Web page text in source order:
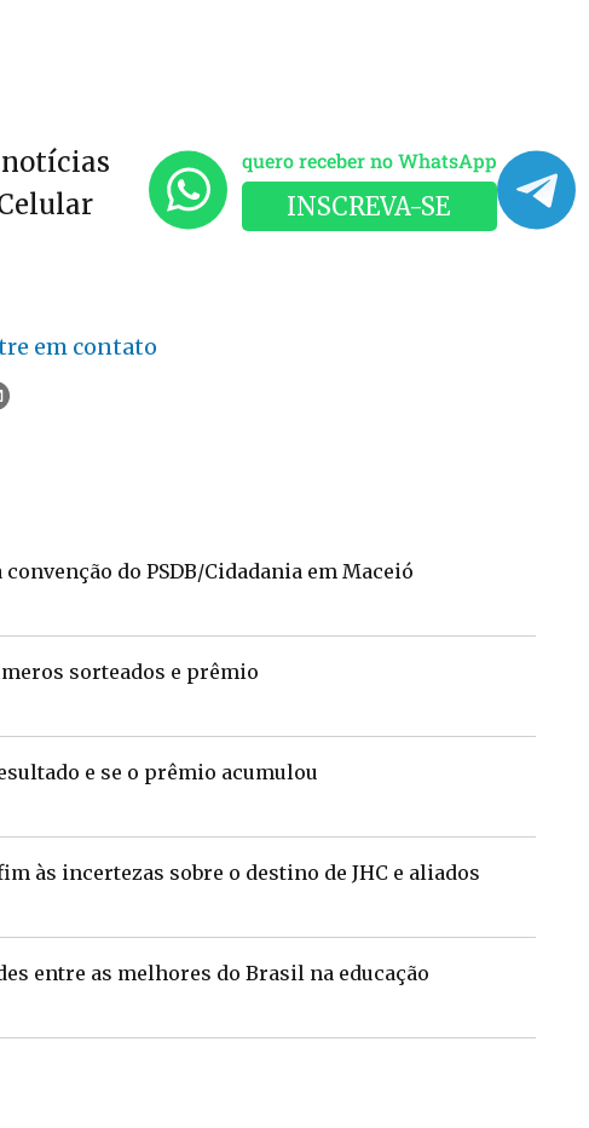
quero receber no WhatsApp
INSCREVA-SE
em contato
do PSDB/Cidadania em Maceió
sorteados e prêmio
e se o prêmio acumulou
às incertezas sobre o destino de JHC e aliados
entre as melhores do Brasil na educação